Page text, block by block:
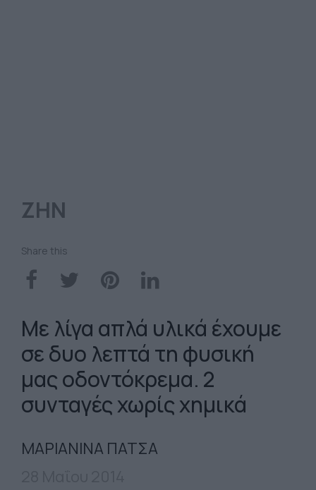
ΖΗΝ
Share this
Με λίγα απλά υλικά έχουμε
σε δυο λεπτά τη φυσική
μας οδοντόκρεμα. 2
συνταγές χωρίς χημικά
ΜΑΡΙΑΝΙΝΑ ΠΑΤΣΑ